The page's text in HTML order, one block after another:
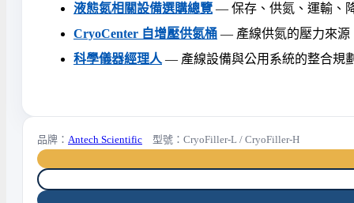
液態氮相關設備選購總覽 — 保存、供氮、運輸、
CryoCenter 自增壓供氮桶 — 產線供氮的壓力來源
科學儀器經理人 — 產線設備與公用系統的整合規
品牌： Antech Scientific 型號：CryoFiller-L / CryoFiller-H